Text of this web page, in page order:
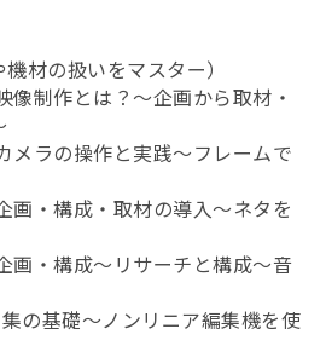
材の扱いをマスター）
像制作とは？～企画から取材・
メラの操作と実践～フレームで
画・構成・取材の導入～ネタを
画・構成～リサーチと構成～音
の基礎～ノンリニア編集機を使